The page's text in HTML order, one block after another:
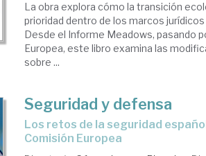
La obra explora cómo la transición
prioridad dentro de los marcos
Desde el Informe Meadows, pasando
Europea, este libro examina las
sobre ...
Seguridad y defensa
Los retos de la seguridad española y europea ante la nueva
Comisión Europea